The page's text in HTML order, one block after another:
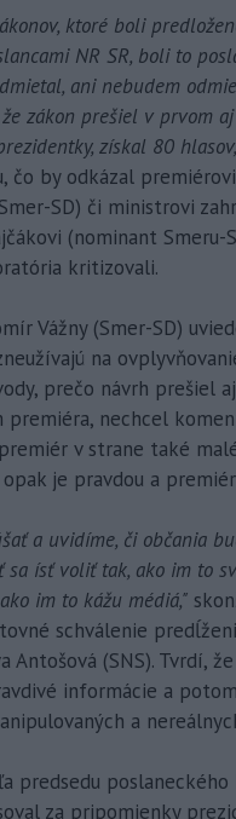
ktoré boli
NR SR, boli to
ani nebudem
zákon prešiel v prvom
získal 80
čo by odkázal
SD) či ministrovi
(nominant Smeru-
kritizovali.
Vážny (Smer-SD)
na
prečo návrh prešiel
premiéra, nechcel
v strane také
je pravdou a
a uvidíme, či občania
sa ísť voliť tak, ako im to
im to kážu médiá,"
schválenie
Antošová (SNS). Tvrdí,
informácie a
a
predsedu
za pripomienky